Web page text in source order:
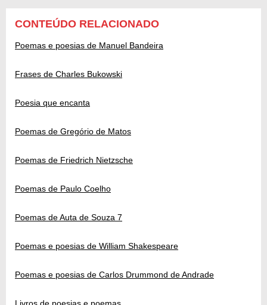
CONTEÚDO RELACIONADO
Poemas e poesias de Manuel Bandeira
Frases de Charles Bukowski
Poesia que encanta
Poemas de Gregório de Matos
Poemas de Friedrich Nietzsche
Poemas de Paulo Coelho
Poemas de Auta de Souza 7
Poemas e poesias de William Shakespeare
Poemas e poesias de Carlos Drummond de Andrade